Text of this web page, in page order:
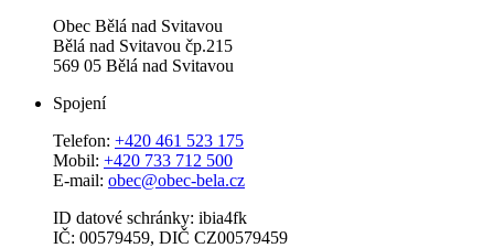
Obec Bělá nad Svitavou
Bělá nad Svitavou čp.215
569 05 Bělá nad Svitavou
Spojení
Telefon: +420 461 523 175
Mobil: +420 733 712 500
E-mail: obec@obec-bela.cz
ID datové schránky: ibia4fk
IČ: 00579459, DIČ CZ00579459